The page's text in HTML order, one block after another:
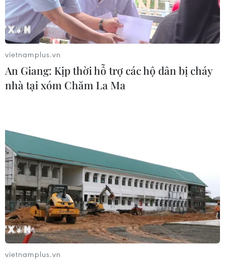
vietnamplus.vn
An Giang: Kịp thời hỗ trợ các hộ dân bị cháy
nhà tại xóm Chăm La Ma
vietnamplus.vn